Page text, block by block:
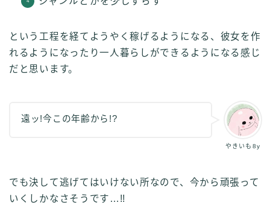
という工程を経てようやく稼げるようになる、彼女を作
れるようになったり一人暮らしができるようになる感じ
だと思います。
やきいも8y
遠ッ!今この年齢から!?
でも決して逃げてはいけない所なので、今から頑張って
いくしかなさそうです…!!